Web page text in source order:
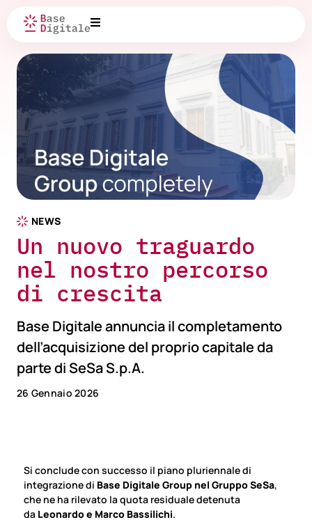
NEWS
Un nuovo traguardo
nel nostro percorso
di crescita
Base Digitale annuncia il completamento
dell’acquisizione del proprio capitale da
parte di SeSa S.p.A.
26 Gennaio 2026
Si conclude con successo il piano pluriennale di
integrazione di Base Digitale Group nel Gruppo SeSa,
che ne ha rilevato la quota residuale detenuta
da Leonardo e Marco Bassilichi.